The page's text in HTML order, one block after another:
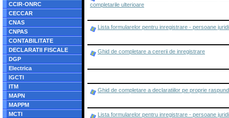
CCIR-ONRC
CECCAR
CNAS
CNPAS
CONTABILITATE
DECLARATII FISCALE
DGP
Electrica
IGCTI
ITM
MAPN
MAPPM
MCTI
completarile ulterioare
Lista formularelor pentru inregistrare - persoane
Ghid de completare a cererii de inregistrare
Ghid de completare a declaratiilor pe proprie
Lista formularelor pentru inregistrare - persoane